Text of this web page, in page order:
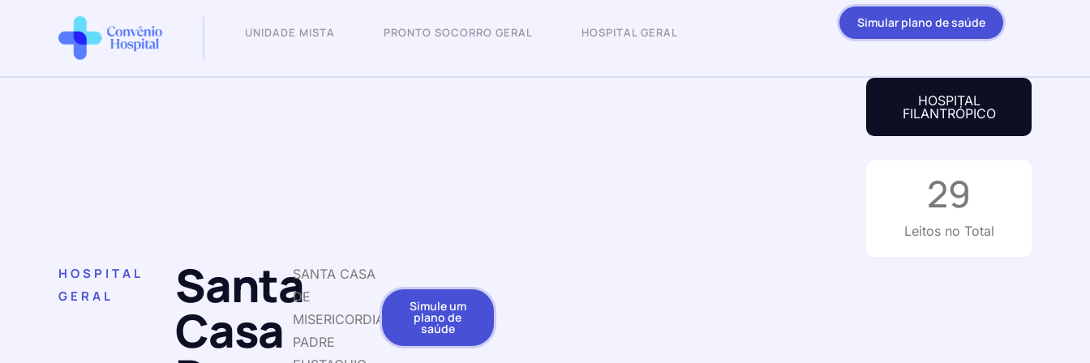
UNIDADE MISTA PRONTO SOCORRO GERAL HOSPITAL GERAL
Simular plano de saúde
HOSPITAL
GERAL
Santa
Casa
SANTA CASA
DE
MISERICORDIA
PADRE
Simule um
plano de
saúde
HOSPITAL
FILANTRÓPICO
Leitos no Total
29